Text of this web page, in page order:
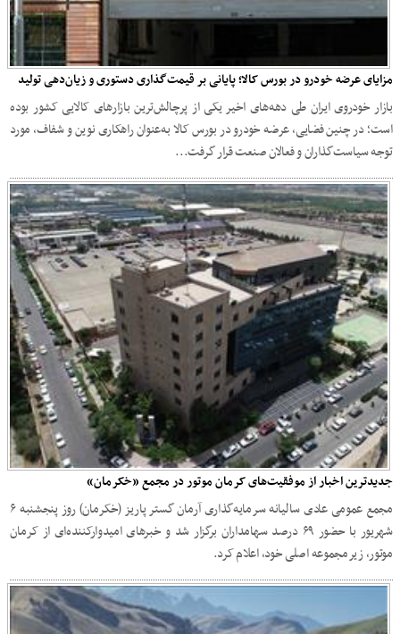
مزایای عرضه خودرو در بورس کالا؛ پایانی بر قیمت‌گذاری دستوری و زیان‌دهی تولید
بازار خودروی ایران طی دهه‌های اخیر یکی از پرچالش‌ترین بازارهای کالایی کشور بوده
است؛ در چنین فضایی، عرضه خودرو در بورس کالا به‌عنوان راهکاری نوین و شفاف، مورد
توجه سیاست‌گذاران و فعالان صنعت قرار گرفت...
جدیدترین اخبار از موفقیت‌های کرمان موتور در مجمع «خکرمان»
مجمع عمومی عادی سالیانه سرمایه‌گذاری آرمان گستر پاریز (خکرمان) روز پنجشنبه ۶
شهریور با حضور ۶۹ درصد سهامداران برگزار شد و خبرهای امیدوارکننده‌ای از کرمان
موتور، زیرمجموعه اصلی خود، اعلام کرد.